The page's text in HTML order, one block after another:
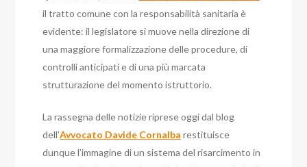
il tratto comune con la responsabilità sanitaria è
evidente: il legislatore si muove nella direzione di
una maggiore formalizzazione delle procedure, di
controlli anticipati e di una più marcata
strutturazione del momento istruttorio.
La rassegna delle notizie riprese oggi dal blog
dell’Avvocato Davide Cornalba restituisce
dunque l’immagine di un sistema del risarcimento in